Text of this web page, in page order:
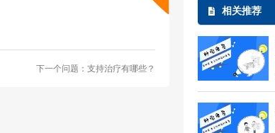
相关推荐
下一个问题：支持治疗有哪些？